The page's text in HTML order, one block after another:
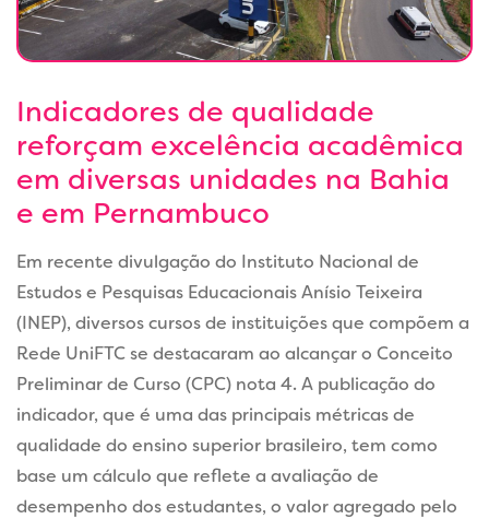
Indicadores de qualidade
reforçam excelência acadêmica
em diversas unidades na Bahia
e em Pernambuco
Em recente divulgação do Instituto Nacional de
Estudos e Pesquisas Educacionais Anísio Teixeira
(INEP), diversos cursos de instituições que compõem a
Rede UniFTC se destacaram ao alcançar o Conceito
Preliminar de Curso (CPC) nota 4. A publicação do
indicador, que é uma das principais métricas de
qualidade do ensino superior brasileiro, tem como
base um cálculo que reflete a avaliação de
desempenho dos estudantes, o valor agregado pelo